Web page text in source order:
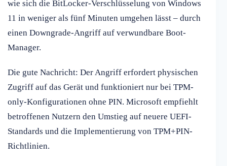
wie sich die BitLocker-Verschlüsselung von Windows
11 in weniger als fünf Minuten umgehen lässt – durch
einen Downgrade-Angriff auf verwundbare Boot-
Manager.
Die gute Nachricht: Der Angriff erfordert physischen
Zugriff auf das Gerät und funktioniert nur bei TPM-
only-Konfigurationen ohne PIN. Microsoft empfiehlt
betroffenen Nutzern den Umstieg auf neuere UEFI-
Standards und die Implementierung von TPM+PIN-
Richtlinien.